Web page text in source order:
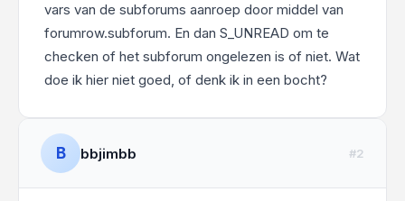
vars van de subforums aanroep door middel van
forumrow.subforum. En dan S_UNREAD om te
checken of het subforum ongelezen is of niet. Wat
doe ik hier niet goed, of denk ik in een bocht?
B bbjimbb #2